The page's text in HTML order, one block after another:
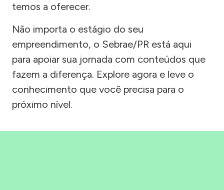
temos a oferecer.
Não importa o estágio do seu
empreendimento, o Sebrae/PR está aqui
para apoiar sua jornada com conteúdos que
fazem a diferença. Explore agora e leve o
conhecimento que você precisa para o
próximo nível.